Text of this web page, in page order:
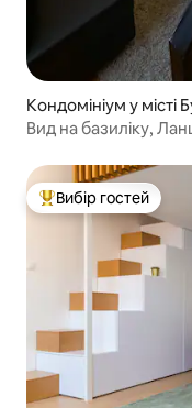
Кондомініум у місті
Вид на базиліку,
Топ вибір гостей
Вибір гостей